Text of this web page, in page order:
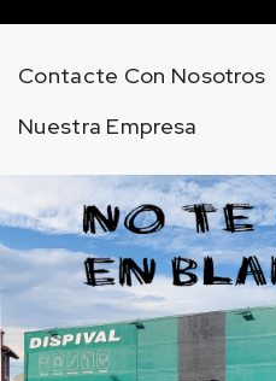
Contacte Con Nosotros
Nuestra Empresa